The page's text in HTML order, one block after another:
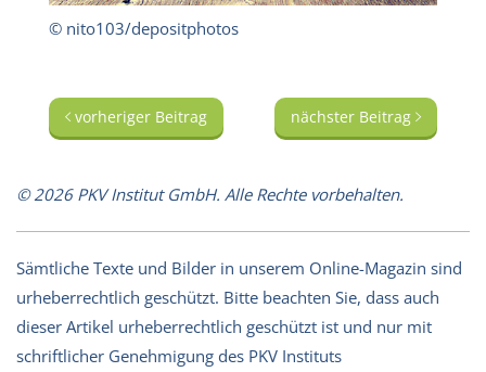
© nito103/depositphotos
vorheriger Beitrag nächster Beitrag
© 2026 PKV Institut GmbH. Alle Rechte vorbehalten.
Sämtliche Texte und Bilder in unserem Online-Magazin sind
urheberrechtlich geschützt. Bitte beachten Sie, dass auch
dieser Artikel urheberrechtlich geschützt ist und nur mit
schriftlicher Genehmigung des PKV Instituts